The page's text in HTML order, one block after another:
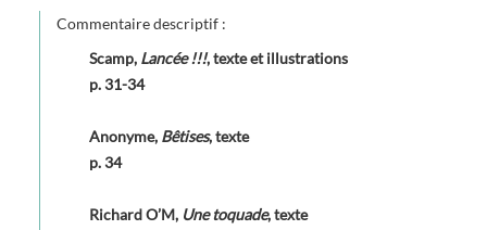
Commentaire descriptif :
Scamp, Lancée !!!, texte et illustrations
p. 31-34
Anonyme, Bêtises, texte
p. 34
Richard O’M, Une toquade, texte